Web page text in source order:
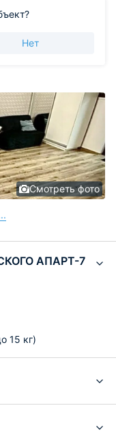
Нет
Смотреть фото
АПАРТ-7
15 кг)